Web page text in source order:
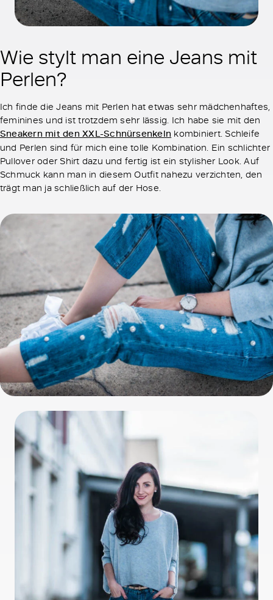
Wie stylt man eine Jeans mit
Perlen?
Ich finde die Jeans mit Perlen hat etwas sehr mädchenhaftes,
feminines und ist trotzdem sehr lässig. Ich habe sie mit den
Sneakern mit den XXL-Schnürsenkeln kombiniert. Schleife
und Perlen sind für mich eine tolle Kombination. Ein schlichter
Pullover oder Shirt dazu und fertig ist ein stylisher Look. Auf
Schmuck kann man in diesem Outfit nahezu verzichten, den
trägt man ja schließlich auf der Hose.